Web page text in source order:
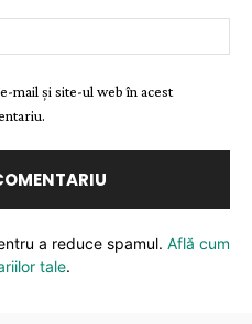
mail și site-ul web în acest
a reduce spamul. Află cum
tale.